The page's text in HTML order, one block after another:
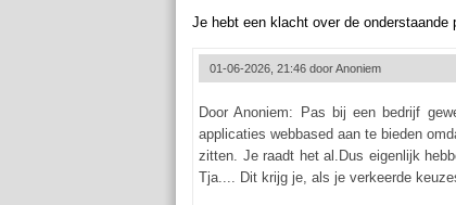
Je hebt een klacht over de onderstaande
01-06-2026, 21:46 doorAnoniem
Door Anoniem: Pas bij een bedrijf
applicaties webbased aan te bieden
zitten. Je raadt het al.Dus eigenlijk
Tja.... Dit krijg je, als je verkeerde